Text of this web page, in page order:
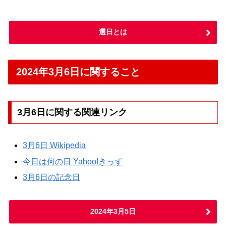
選日とは
2024年3月6日に関すること
3月6日に関する関連リンク
3月6日 Wikipedia
今日は何の日 Yahoo!きっず
3月6日の記念日
2024年3月5日